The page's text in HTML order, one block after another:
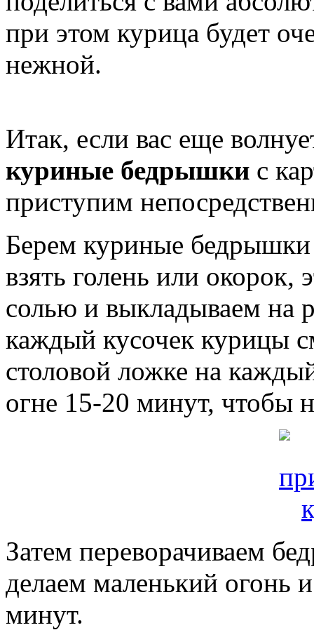
при этом курица будет
нежной.
Итак, если вас еще
куриные бедрышки с
приступим
Берем куриные
взять голень или окорок,
солью и выкладываем на
каждый кусочек курицы
столовой ложке на
огне 15-20 минут, чтобы
Затем переворачиваем
делаем маленький
минут.